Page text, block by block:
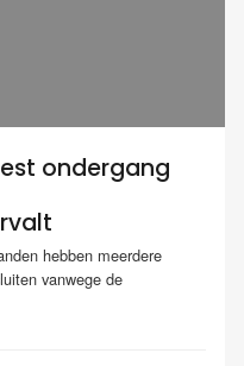
ondergang
hebben meerdere
vanwege de